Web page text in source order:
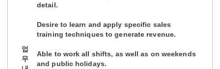
업
무
detail.
Desire to learn and apply specific sales
training techniques to generate revenue.
Able to work all shifts, as well as on weekends
and public holidays.